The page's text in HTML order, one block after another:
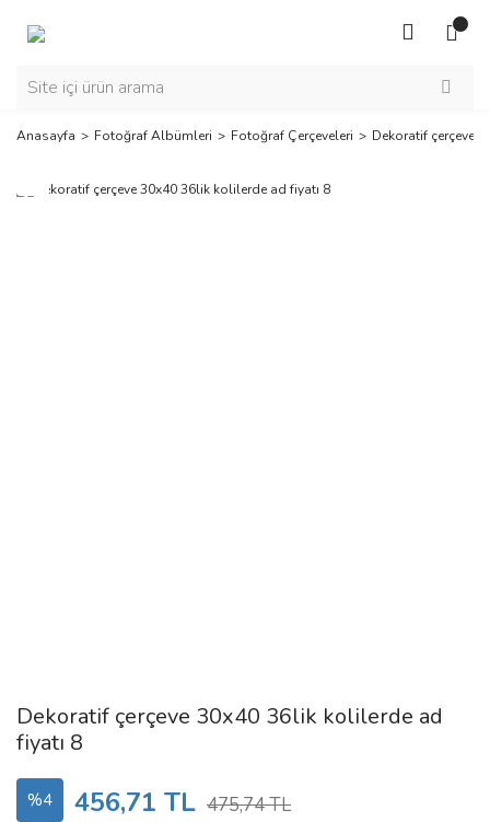
Anasayfa Fotoğraf Albümleri Fotoğraf Çerçeveleri Dekoratif çerçeve
Dekoratif çerçeve 30x40 36lik kolilerde ad
fiyatı 8
%4 456,71 TL 475,74 TL